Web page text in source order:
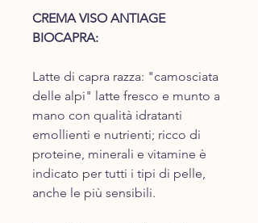
C​REMA VISO ANTIAGE
BIOCAPRA:
Latte di capra ​razza: "c​amosciata
delle alpi" ​latte fresco e ​munto a
mano con qualità idratanti
emollienti e nutrienti; ricco di
proteine, minerali e vitamine è
indicato per tutti i tipi di pelle,
anche le più sensibili.